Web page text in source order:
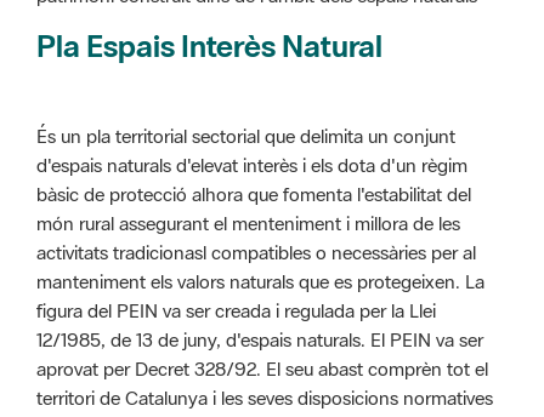
És un pla territorial sectorial que delimita un conjunt
món rural assegurant el menteniment i millora de les
activitats tradicionasl compatibles o necessàries per al
manteniment els valors naturals que es protegeixen. La
figura del PEIN va ser creada i regulada per la Llei
12/1985, de 13 de juny, d'espais naturals. El PEIN va ser
aprovat per Decret 328/92. El seu abast comprèn tot el
territori de Catalunya i les seves disposicions normatives
són d'obligatori compliment per a les administracions
públiques i per als particulars.
Més informació :Cliqueu aquí